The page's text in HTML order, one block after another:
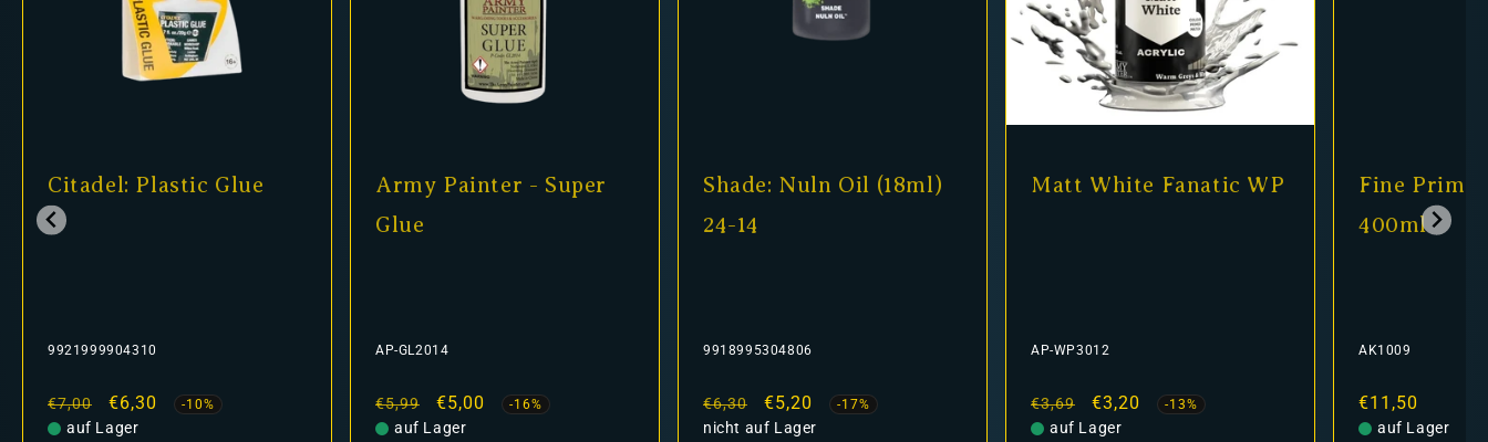
Citadel: Plastic Glue
9921999904310
Normaler
Preis
€7,00 Verkaufspreis
€6,30 -10%
auf Lager
Army Painter - Super
Glue
AP-GL2014
Normaler
Preis
€5,99 Verkaufspreis
€5,00 -16%
auf Lager
Shade: Nuln Oil (18ml)
24-14
9918995304806
Normaler
Preis
€6,30 Verkaufspreis
€5,20 -17%
nicht auf Lager
Matt White Fanatic WP
AP-WP3012
Normaler
Preis
€3,69 Verkaufspreis
€3,20 -13%
auf Lager
Fine
400ml
AK1009
Normaler
Preis
€11,50
auf Lager